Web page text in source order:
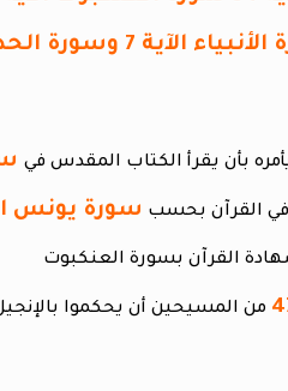
سورة يونس
من المسيحين أن يحكموا